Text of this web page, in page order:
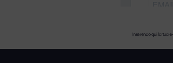
Inserendo qui la tua